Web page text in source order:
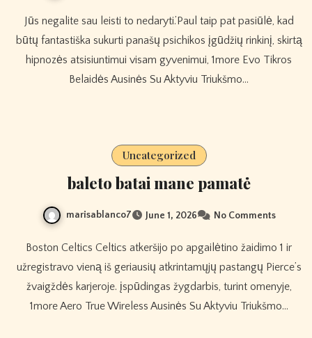
Jūs negalite sau leisti to nedaryti.’Paul taip pat pasiūlė, kad
būtų fantastiška sukurti panašų psichikos įgūdžių rinkinį, skirtą
hipnozės atsisiuntimui visam gyvenimui, 1more Evo Tikros
Belaidės Ausinės Su Aktyviu Triukšmo…
Uncategorized
baleto batai mane pamatė
marisablanco7 June 1, 2026 No Comments
Boston Celtics Celtics atkeršijo po apgailėtino žaidimo 1 ir
užregistravo vieną iš geriausių atkrintamųjų pastangų Pierce’s
žvaigždės karjeroje. įspūdingas žygdarbis, turint omenyje,
1more Aero True Wireless Ausinės Su Aktyviu Triukšmo…